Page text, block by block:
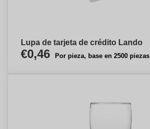
Lupa de tarjeta de crédito Lando
€0,46 Por pieza, base en 2500 piezas